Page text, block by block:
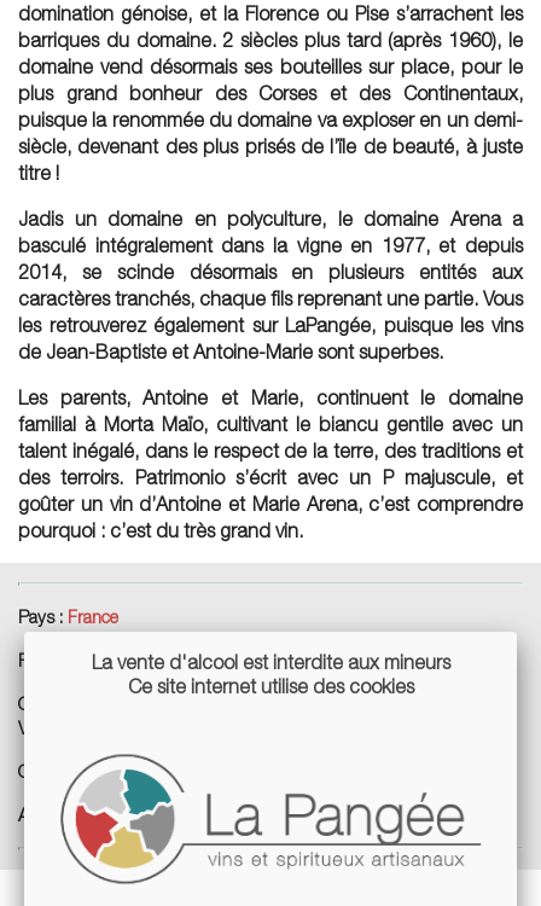
domination génoise, et la Florence ou Pise s’arrachent les
barriques du domaine. 2 siècles plus tard (après 1960), le
domaine vend désormais ses bouteilles sur place, pour le
plus grand bonheur des Corses et des Continentaux,
puisque la renommée du domaine va exploser en un demi-
siècle, devenant des plus prisés de l’ïle de beauté, à juste
titre !
Jadis un domaine en polyculture, le domaine Arena a
basculé intégralement dans la vigne en 1977, et depuis
2014, se scinde désormais en plusieurs entités aux
caractères tranchés, chaque fils reprenant une partie. Vous
les retrouverez également sur LaPangée, puisque les vins
de Jean-Baptiste et Antoine-Marie sont superbes.
Les parents, Antoine et Marie, continuent le domaine
familial à Morta Maïo, cultivant le biancu gentile avec un
talent inégalé, dans le respect de la terre, des traditions et
des terroirs. Patrimonio s’écrit avec un P majuscule, et
goûter un vin d’Antoine et Marie Arena, c’est comprendre
pourquoi : c’est du très grand vin.
Pays : France
Région : Corse - Patrimonio
Cépages :
Vermentino
Cuves :Inox, béton
Agriculture :biologique, biodynamiques
La vente d'alcool est interdite aux mineurs
Ce site internet utilise des cookies